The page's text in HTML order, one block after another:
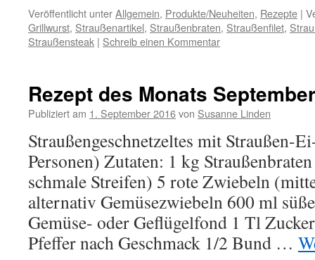
Veröffentlicht unterAllgemein, Produkte/Neuheiten, Rezepte |
Grillwurst, Straußenartikel, Straußenbraten, Straußenfilet,
Straußensteak | Schreib einen Kommentar
Rezept des Monats
Publiziert am 1. September 2016von Susanne Linden
Straußengeschnetzeltes mit Straußen-
Personen) Zutaten: 1 kg
schmale Streifen) 5 rote Zwiebeln
alternativ Gemüsezwiebeln 600 ml
Gemüse- oder Geflügelfond 1 Tl
Pfeffer nach Geschmack 1/2 Bund …